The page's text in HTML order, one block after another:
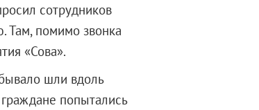
сотрудников
Там, помимо звонка
«Сова».
шли вдоль
попытались